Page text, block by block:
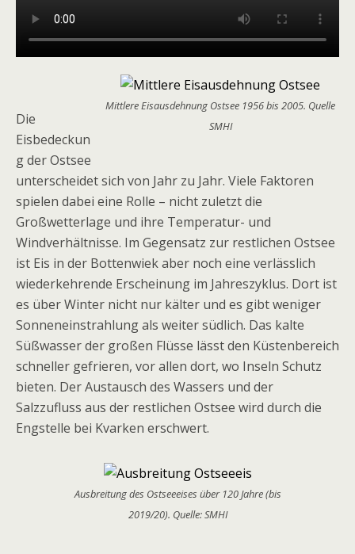
Mittlere Eisausdehnung Ostsee 1956 bis 2005. Quelle
SMHI
Die
Eisbedeckun
g der Ostsee
unterscheidet sich von Jahr zu Jahr. Viele Faktoren
spielen dabei eine Rolle – nicht zuletzt die
Großwetterlage und ihre Temperatur- und
Windverhältnisse. Im Gegensatz zur restlichen Ostsee
ist Eis in der Bottenwiek aber noch eine verlässlich
wiederkehrende Erscheinung im Jahreszyklus. Dort ist
es über Winter nicht nur kälter und es gibt weniger
Sonneneinstrahlung als weiter südlich. Das kalte
Süßwasser der großen Flüsse lässt den Küstenbereich
schneller gefrieren, vor allen dort, wo Inseln Schutz
bieten. Der Austausch des Wassers und der
Salzzufluss aus der restlichen Ostsee wird durch die
Engstelle bei Kvarken erschwert.
Ausbreitung des Ostseeeises über 120 Jahre (bis
2019/20). Quelle: SMHI